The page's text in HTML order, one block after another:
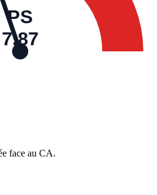
PS
7,87
face au CA.